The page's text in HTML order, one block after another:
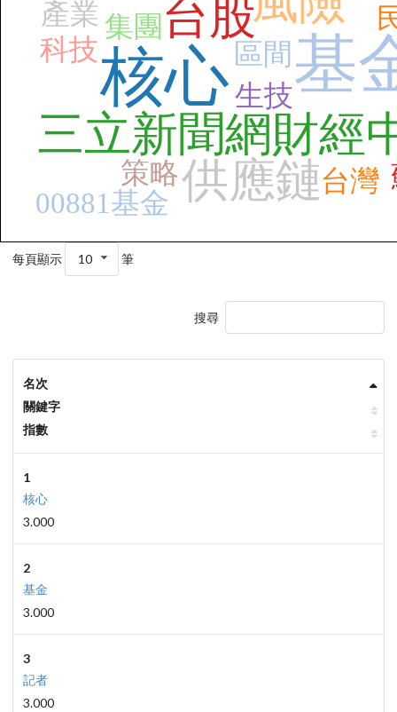
核心 基
三立新聞網財經
台股
供應鏈
區間
集團
生技
策略
產業
00881基金
台灣
科技
每頁顯示 10 筆
搜尋
名次
關鍵字
指數
1
核心
3.000
2
基金
3.000
3
記者
3.000